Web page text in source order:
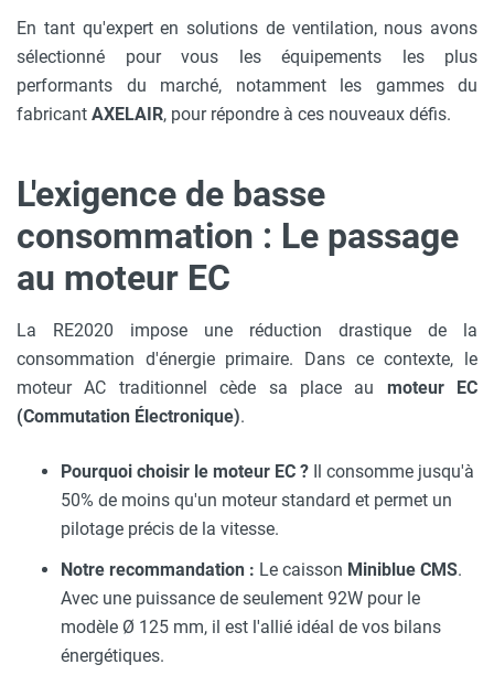
En tant qu'expert en solutions de ventilation, nous avons
sélectionné pour vous les équipements les plus
performants du marché, notamment les gammes du
fabricant AXELAIR, pour répondre à ces nouveaux défis.
L'exigence de basse
consommation : Le passage
au moteur EC
La RE2020 impose une réduction drastique de la
consommation d'énergie primaire. Dans ce contexte, le
moteur AC traditionnel cède sa place au moteur EC
(Commutation Électronique).
Pourquoi choisir le moteur EC ? Il consomme jusqu'à
50% de moins qu'un moteur standard et permet un
pilotage précis de la vitesse.
Notre recommandation : Le caisson Miniblue CMS.
Avec une puissance de seulement 92W pour le
modèle Ø 125 mm, il est l'allié idéal de vos bilans
énergétiques.